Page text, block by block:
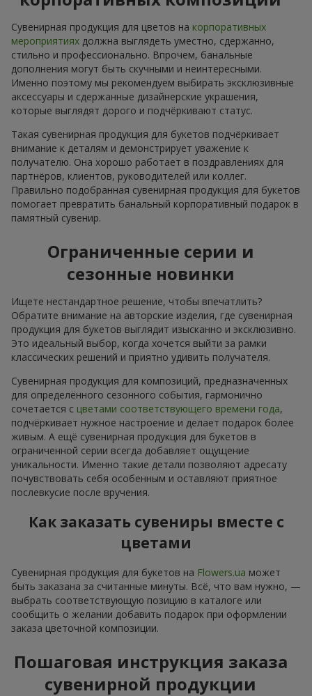
Сувенирная продукция для цветов на корпоративных
мероприятиях должна выглядеть уместно, сдержанно,
стильно и профессионально. Впрочем, банальные
дополнения могут быть скучными и неинтересными.
Именно поэтому мы рекомендуем выбирать эксклюзивные
аксессуары и сдержанные дизайнерские украшения,
которые выглядят дорого и подчёркивают статус.
Такая сувенирная продукция для букетов подчёркивает
внимание к деталям и демонстрирует уважение к
получателю. Она хорошо работает в поздравлениях для
партнёров, клиентов, руководителей или коллег.
Правильно подобранная сувенирная продукция для букетов
помогает превратить банальный корпоративный подарок в
памятный сувенир.
Ограниченные серии и
сезонные новинки
Ищете нестандартное решение, чтобы впечатлить?
Обратите внимание на авторские изделия, где сувенирная
продукция для букетов выглядит изысканно и эксклюзивно.
Это идеальный выбор, когда хочется выйти за рамки
классических решений и приятно удивить получателя.
Сувенирная продукция для композиций, предназначенных
для определённого сезонного события, гармонично
сочетается с цветами соответствующего времени года,
подчёркивает нужное настроение и делает подарок более
живым. А ещё сувенирная продукция для букетов в
ограниченной серии всегда добавляет ощущение
уникальности. Именно такие детали позволяют адресату
почувствовать себя особенным и оставляют приятное
послевкусие после вручения.
Как заказать сувениры вместе с
цветами
Сувенирная продукция для букетов на Flowers.ua может
быть заказана за считанные минуты. Всё, что вам нужно, —
выбрать соответствующую позицию в каталоге или
сообщить о желании добавить подарок при оформлении
заказа цветочной композиции.
Пошаговая инструкция заказа
сувенирной продукции